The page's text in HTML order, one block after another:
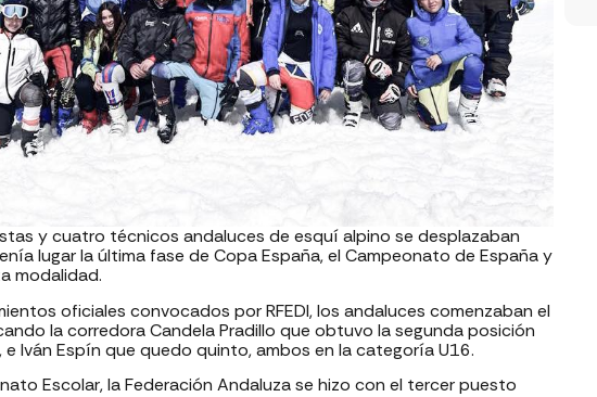
y cuatro técnicos andaluces de esquí alpino se desplazaban
lugar la última fase de Copa España, el Campeonato de España y
modalidad.
oficiales convocados por RFEDI, los andaluces comenzaban el
la corredora Candela Pradillo que obtuvo la segunda posición
e Iván Espín que quedo quinto, ambos en la categoría U16.
Escolar, la Federación Andaluza se hizo con el tercer puesto